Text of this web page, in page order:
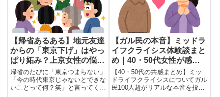
【帰省あるある】地元友達
からの「東京下げ」はやっ
ぱり妬み？上京女性の悩み
をガル民が本音20選
帰省のたびに「東京つまらない」
「今の時代東京じゃないとできな
いことって何？笑」と言ってくる
【ガル民の本音】ミッドラ
イフクライシス体験談まと
め｜40・50代女性が感じ
る空虚感と乗り越え方
【40・50代の共感まとめ】ミッ
ドライフクライシスについてガル
民100人超がリアルな本音を投